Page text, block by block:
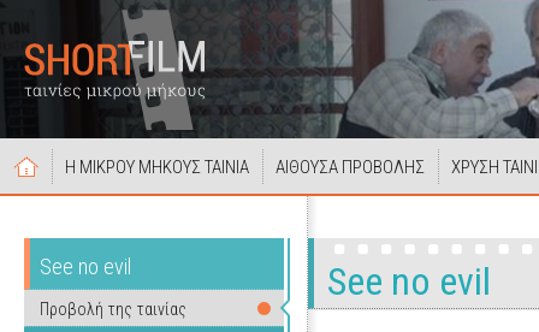
Η ΜΙΚΡΟΥ ΜΗΚΟΥΣ ΤΑΙΝΙΑ ΑΙΘΟΥΣΑ ΠΡΟΒΟΛΗΣ ΧΡΥΣΗ
See no evil
Προβολή της ταινίας
See no evil